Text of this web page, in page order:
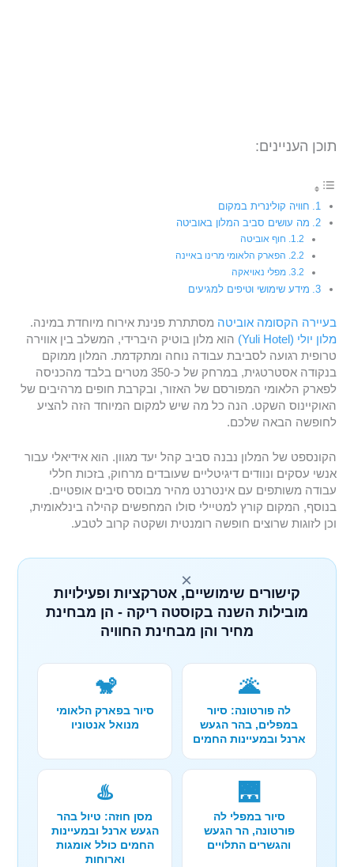
תוכן העניינים:
חוויה קולינרית במקום
מה עושים סביב המלון באוביטה
חוף אוביטה
הפארק הלאומי מרינו באיינה
מפלי נאויאקה
מידע שימושי וטיפים למגיעים
בעיירה הקסומה אוביטה מסתתרת פנינת אירוח מיוחדת במינה.
מלון יולי (Yuli Hotel)
הוא מלון בוטיק היברידי, המשלב בין אווירה
טרופית רגועה לסביבת עבודה נוחה ומתקדמת. המלון ממוקם
בנקודה אסטרטגית, במרחק של כ-350 מטרים בלבד מהכניסה
לפארק הלאומי המפורסם של האזור, ובקרבת חופים מרהיבים של
האוקיינוס השקט. הנה כל מה שיש למקום המיוחד הזה להציע
לחופשה הבאה שלכם.
הקונספט של המלון נבנה סביב קהל יעד מגוון. הוא אידיאלי עבור
אנשי עסקים ונוודים דיגיטליים שעובדים מרחוק, בזכות חללי
עבודה משותפים עם אינטרנט מהיר מבוסס סיבים אופטיים.
בנוסף, המקום קורץ למטיילי סולו המחפשים קהילה בינלאומית,
וכן לזוגות שרוצים חופשה רומנטית ושקטה קרוב לטבע.
×
קישורים שימושיים, אטרקציות ופעילויות
מובילות השנה בקוסטה ריקה - הן מבחינת
מחיר והן מבחינת החוויה
🌋
לה פורטונה: סיור
במפלים, בהר הגעש
ארנל ובמעיינות החמים
🐒
סיור בפארק הלאומי
מנואל אנטוניו
🌉
סיור במפלי לה
פורטונה, הר הגעש
והגשרים התלויים
♨️
מסן חוזה: טיול בהר
הגעש ארנל ובמעיינות
החמים כולל אומגות
וארוחות